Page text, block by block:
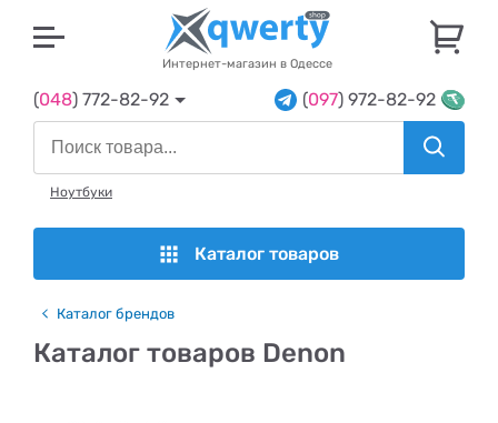
Интернет-магазин в Одессе
(048) 772-82-92 (097) 972-82-92
Ноутбуки
Каталог товаров
Каталог брендов
Каталог товаров Denon